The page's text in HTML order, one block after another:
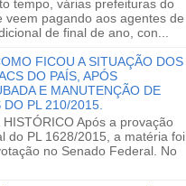
tempo, várias prefeituras do
veem pagando aos agentes de
de final de ano, con...
FICOU A SITUAÇÃO DOS
DO PAÍS, APÓS
E MANUTENÇÃO DE
DO PL 210/2015.
HISTÓRICO Após a provação
do PL 1628/2015, a matéria foi
no Senado Federal. No